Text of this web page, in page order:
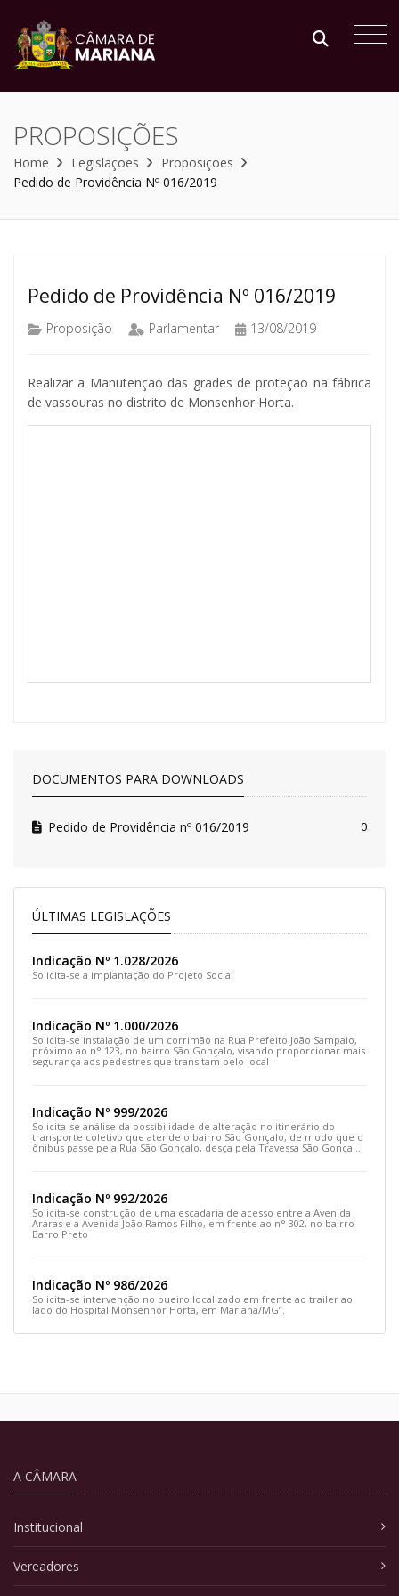
PROPOSIÇÕES
Home Legislações
Proposições
Pedido de Providência Nº 016/2019
Pedido de Providência Nº 016/2019
Proposição Parlamentar 13/08/2019
Realizar a Manutenção das grades de proteção na fábrica
de vassouras no distrito de Monsenhor Horta.
DOCUMENTOS PARA DOWNLOADS
Pedido de Providência nº 016/2019 0
ÚLTIMAS LEGISLAÇÕES
Indicação Nº 1.028/2026
Solicita-se a implantação do Projeto Social
Indicação Nº 1.000/2026
Solicita-se instalação de um corrimão na Rua Prefeito João Sampaio,
próximo ao n° 123, no bairro São Gonçalo, visando proporcionar mais
segurança aos pedestres que transitam pelo local
Indicação Nº 999/2026
Solicita-se análise da possibilidade de alteração no itinerário do
transporte coletivo que atende o bairro São Gonçalo, de modo que o
ônibus passe pela Rua São Gonçalo, desça pela Travessa São Gonçalo
Indicação Nº 992/2026
Solicita-se construção de uma escadaria de acesso entre a Avenida
Araras e a Avenida João Ramos Filho, em frente ao n° 302, no bairro
Barro Preto
Indicação Nº 986/2026
Solicita-se intervenção no bueiro localizado em frente ao trailer ao
lado do Hospital Monsenhor Horta, em Mariana/MG”.
A CÂMARA
Institucional
Vereadores